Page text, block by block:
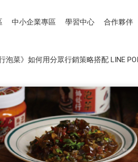
中小企業專區 學習中心 合作夥伴
泡菜》如何用分眾行銷策略搭配 LINE